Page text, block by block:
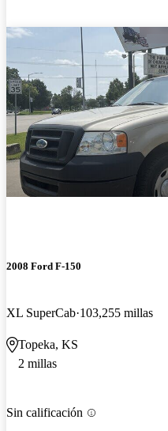
2008 Ford F-150
XL SuperCab 103,255 millas
Topeka, KS
2 millas
Sin calificación